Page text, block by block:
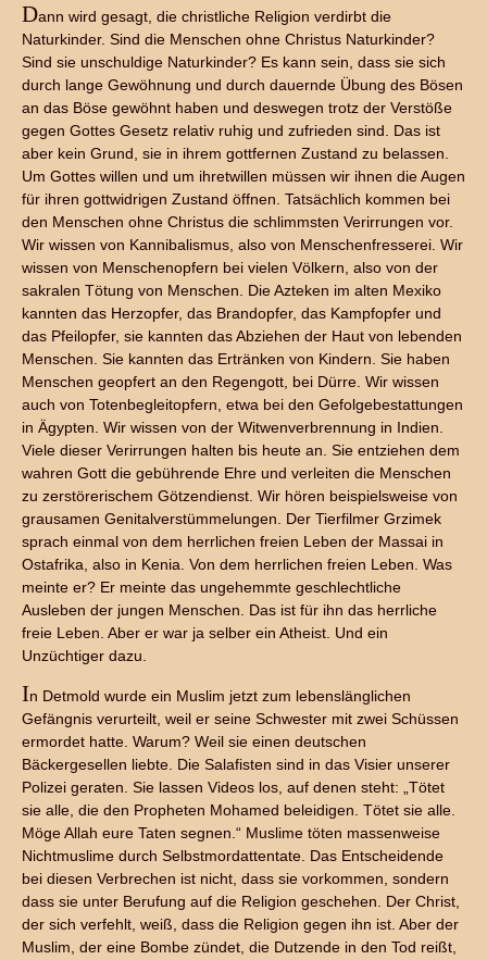
Dann wird gesagt, die christliche Religion verdirbt die
Naturkinder. Sind die Menschen ohne Christus Naturkinder?
Sind sie unschuldige Naturkinder? Es kann sein, dass sie sich
durch lange Gewöhnung und durch dauernde Übung des Bösen
an das Böse gewöhnt haben und deswegen trotz der Verstöße
gegen Gottes Gesetz relativ ruhig und zufrieden sind. Das ist
aber kein Grund, sie in ihrem gottfernen Zustand zu belassen.
Um Gottes willen und um ihretwillen müssen wir ihnen die Augen
für ihren gottwidrigen Zustand öffnen. Tatsächlich kommen bei
den Menschen ohne Christus die schlimmsten Verirrungen vor.
Wir wissen von Kannibalismus, also von Menschenfresserei. Wir
wissen von Menschenopfern bei vielen Völkern, also von der
sakralen Tötung von Menschen. Die Azteken im alten Mexiko
kannten das Herzopfer, das Brandopfer, das Kampfopfer und
das Pfeilopfer, sie kannten das Abziehen der Haut von lebenden
Menschen. Sie kannten das Ertränken von Kindern. Sie haben
Menschen geopfert an den Regengott, bei Dürre. Wir wissen
auch von Totenbegleitopfern, etwa bei den Gefolgebestattungen
in Ägypten. Wir wissen von der Witwenverbrennung in Indien.
Viele dieser Verirrungen halten bis heute an. Sie entziehen dem
wahren Gott die gebührende Ehre und verleiten die Menschen
zu zerstörerischem Götzendienst. Wir hören beispielsweise von
grausamen Genitalverstümmelungen. Der Tierfilmer Grzimek
sprach einmal von dem herrlichen freien Leben der Massai in
Ostafrika, also in Kenia. Von dem herrlichen freien Leben. Was
meinte er? Er meinte das ungehemmte geschlechtliche
Ausleben der jungen Menschen. Das ist für ihn das herrliche
freie Leben. Aber er war ja selber ein Atheist. Und ein
Unzüchtiger dazu.
In Detmold wurde ein Muslim jetzt zum lebenslänglichen
Gefängnis verurteilt, weil er seine Schwester mit zwei Schüssen
ermordet hatte. Warum? Weil sie einen deutschen
Bäckergesellen liebte. Die Salafisten sind in das Visier unserer
Polizei geraten. Sie lassen Videos los, auf denen steht: „Tötet
sie alle, die den Propheten Mohamed beleidigen. Tötet sie alle.
Möge Allah eure Taten segnen.“ Muslime töten massenweise
Nichtmuslime durch Selbstmordattentate. Das Entscheidende
bei diesen Verbrechen ist nicht, dass sie vorkommen, sondern
dass sie unter Berufung auf die Religion geschehen. Der Christ,
der sich verfehlt, weiß, dass die Religion gegen ihn ist. Aber der
Muslim, der eine Bombe zündet, die Dutzende in den Tod reißt,